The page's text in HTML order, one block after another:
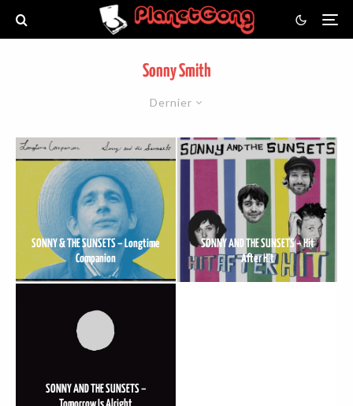
Sonny Smith
Dernier
SONNY & THE SUNSETS – Longtime
Companion
SONNY AND THE SUNSETS – Hit
After Hit
SONNY AND THE SUNSETS –